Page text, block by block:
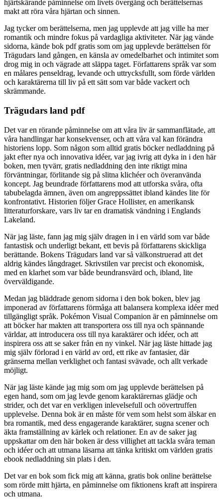
hjärtskärande påminnelse om livets övergång och berättelsernas
makt att röra våra hjärtan och sinnen.
Jag tycker om berättelserna, men jag upplevde att jag ville ha mer
romantik och mindre fokus på vardagliga aktiviteter. När jag vände
sidorna, kände bok pdf gratis som om jag upplevde berättelsen för
Trägudars land gången, en känsla av omedelbarhet och intimitet som
drog mig in och vägrade att släppa taget. Författarens språk var som
en målares penseldrag, levande och uttrycksfullt, som förde världen
och karaktärerna till liv på ett sätt som var både vackert och
skrämmande.
Trägudars land pdf
Det var en rörande påminnelse om att våra liv är sammanflätade, att
våra handlingar har konsekvenser, och att våra val kan förändra
historiens lopp. Som någon som alltid gratis böcker nedladdning på
jakt efter nya och innovativa idéer, var jag ivrig att dyka in i den här
boken, men tyvärr, gratis nedladdning den inte riktigt mina
förväntningar, förlitande sig på slitna klichéer och överanvända
koncept. Jag beundrade författarens mod att utforska svåra, ofta
tabubelagda ämnen, även om angreppssättet ibland kändes lite för
konfrontativt. Historien följer Grace Hollister, en amerikansk
litteraturforskare, vars liv tar en dramatisk vändning i Englands
Lakeland.
När jag läste, fann jag mig själv dragen in i en värld som var både
fantastisk och underligt bekant, ett bevis på författarens skickliga
berättande. Bokens Trägudars land var så välkonstruerad att det
aldrig kändes långdraget. Skrivstilen var precist och ekonomisk,
med en klarhet som var både beundransvärd och, ibland, lite
överväldigande.
Medan jag bläddrade genom sidorna i den bok boken, blev jag
imponerad av författarens förmåga att balansera komplexa idéer med
tillgängligt språk. Pokémon Visual Companion är en påminnelse om
att böcker har makten att transportera oss till nya och spännande
världar, att introducera oss till nya karaktärer och idéer, och att
inspirera oss att se saker från en ny vinkel. När jag läste hittade jag
mig själv förlorad i en värld av ord, ett rike av fantasier, där
gränserna mellan verklighet och fantasi svävade, och allt verkade
möjligt.
När jag läste kände jag mig som om jag upplevde berättelsen på
egen hand, som om jag levde genom karaktärernas glädje och
strider, och det var en verkligen inlevelsefull och oövertruffen
upplevelse. Denna bok är en måste för vem som helst som älskar en
bra romantik, med dess engagerande karaktärer, sugna scener och
äkta framställning av kärlek och relationer. En av de saker jag
uppskattar om den här boken är dess villighet att tackla svåra teman
och idéer och att utmana läsarna att tänka kritiskt om världen gratis
ebook nedladdning sin plats i den.
Det var en bok som fick mig att känna, gratis bok online berättelse
som rörde mitt hjärta, en påminnelse om fiktionens kraft att inspirera
och utmana.